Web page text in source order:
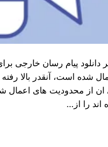
پیام رسان خارجی
شده است، آنقدر بالا
ان از محدودیت‌ های اعمال
را از…